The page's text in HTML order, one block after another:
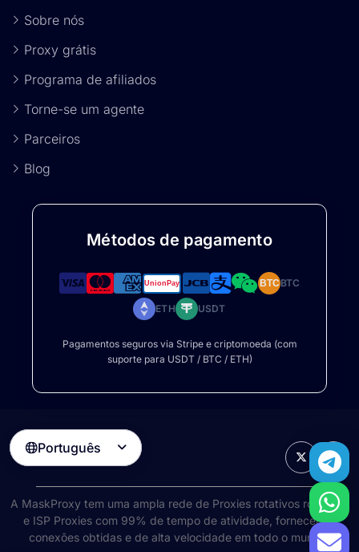
Sobre nós
Proxy grátis
Programa de afiliados
Torne-se um agente
Parceiros
Blog
Métodos de pagamento
BTCBTC
ETH USDT
Pagamentos seguros via Stripe e criptomoeda (com
suporte para USDT / BTC / ETH)
Português 
A MaskProxy tem uma ampla rede de Proxies rotativos rotativos
e ISP Proxies com 99% de tempo de atividade, fornecendo
conexões obtidas e de alta velocidade em todo o mundo.